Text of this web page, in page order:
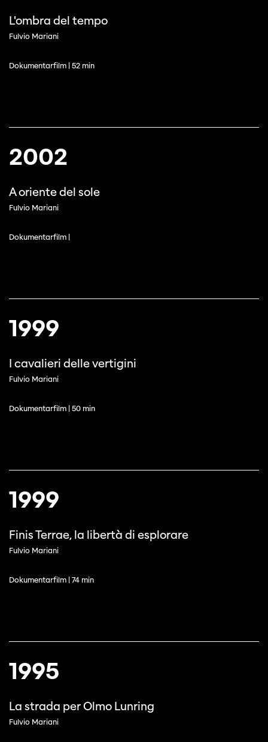
Cette page ne s'affiche pas de manière
optimale avec Internet Explorer. Veuillez
L'ombra del tempo
Fulvio Mariani
Dokumentarfilm | 52 min
2002
A oriente del sole
Fulvio Mariani
Dokumentarfilm |
1999
I cavalieri delle vertigini
Fulvio Mariani
Dokumentarfilm | 50 min
1999
Finis Terrae, la libertà di esplorare
Fulvio Mariani
Dokumentarfilm | 74 min
1995
La strada per Olmo Lunring
Fulvio Mariani